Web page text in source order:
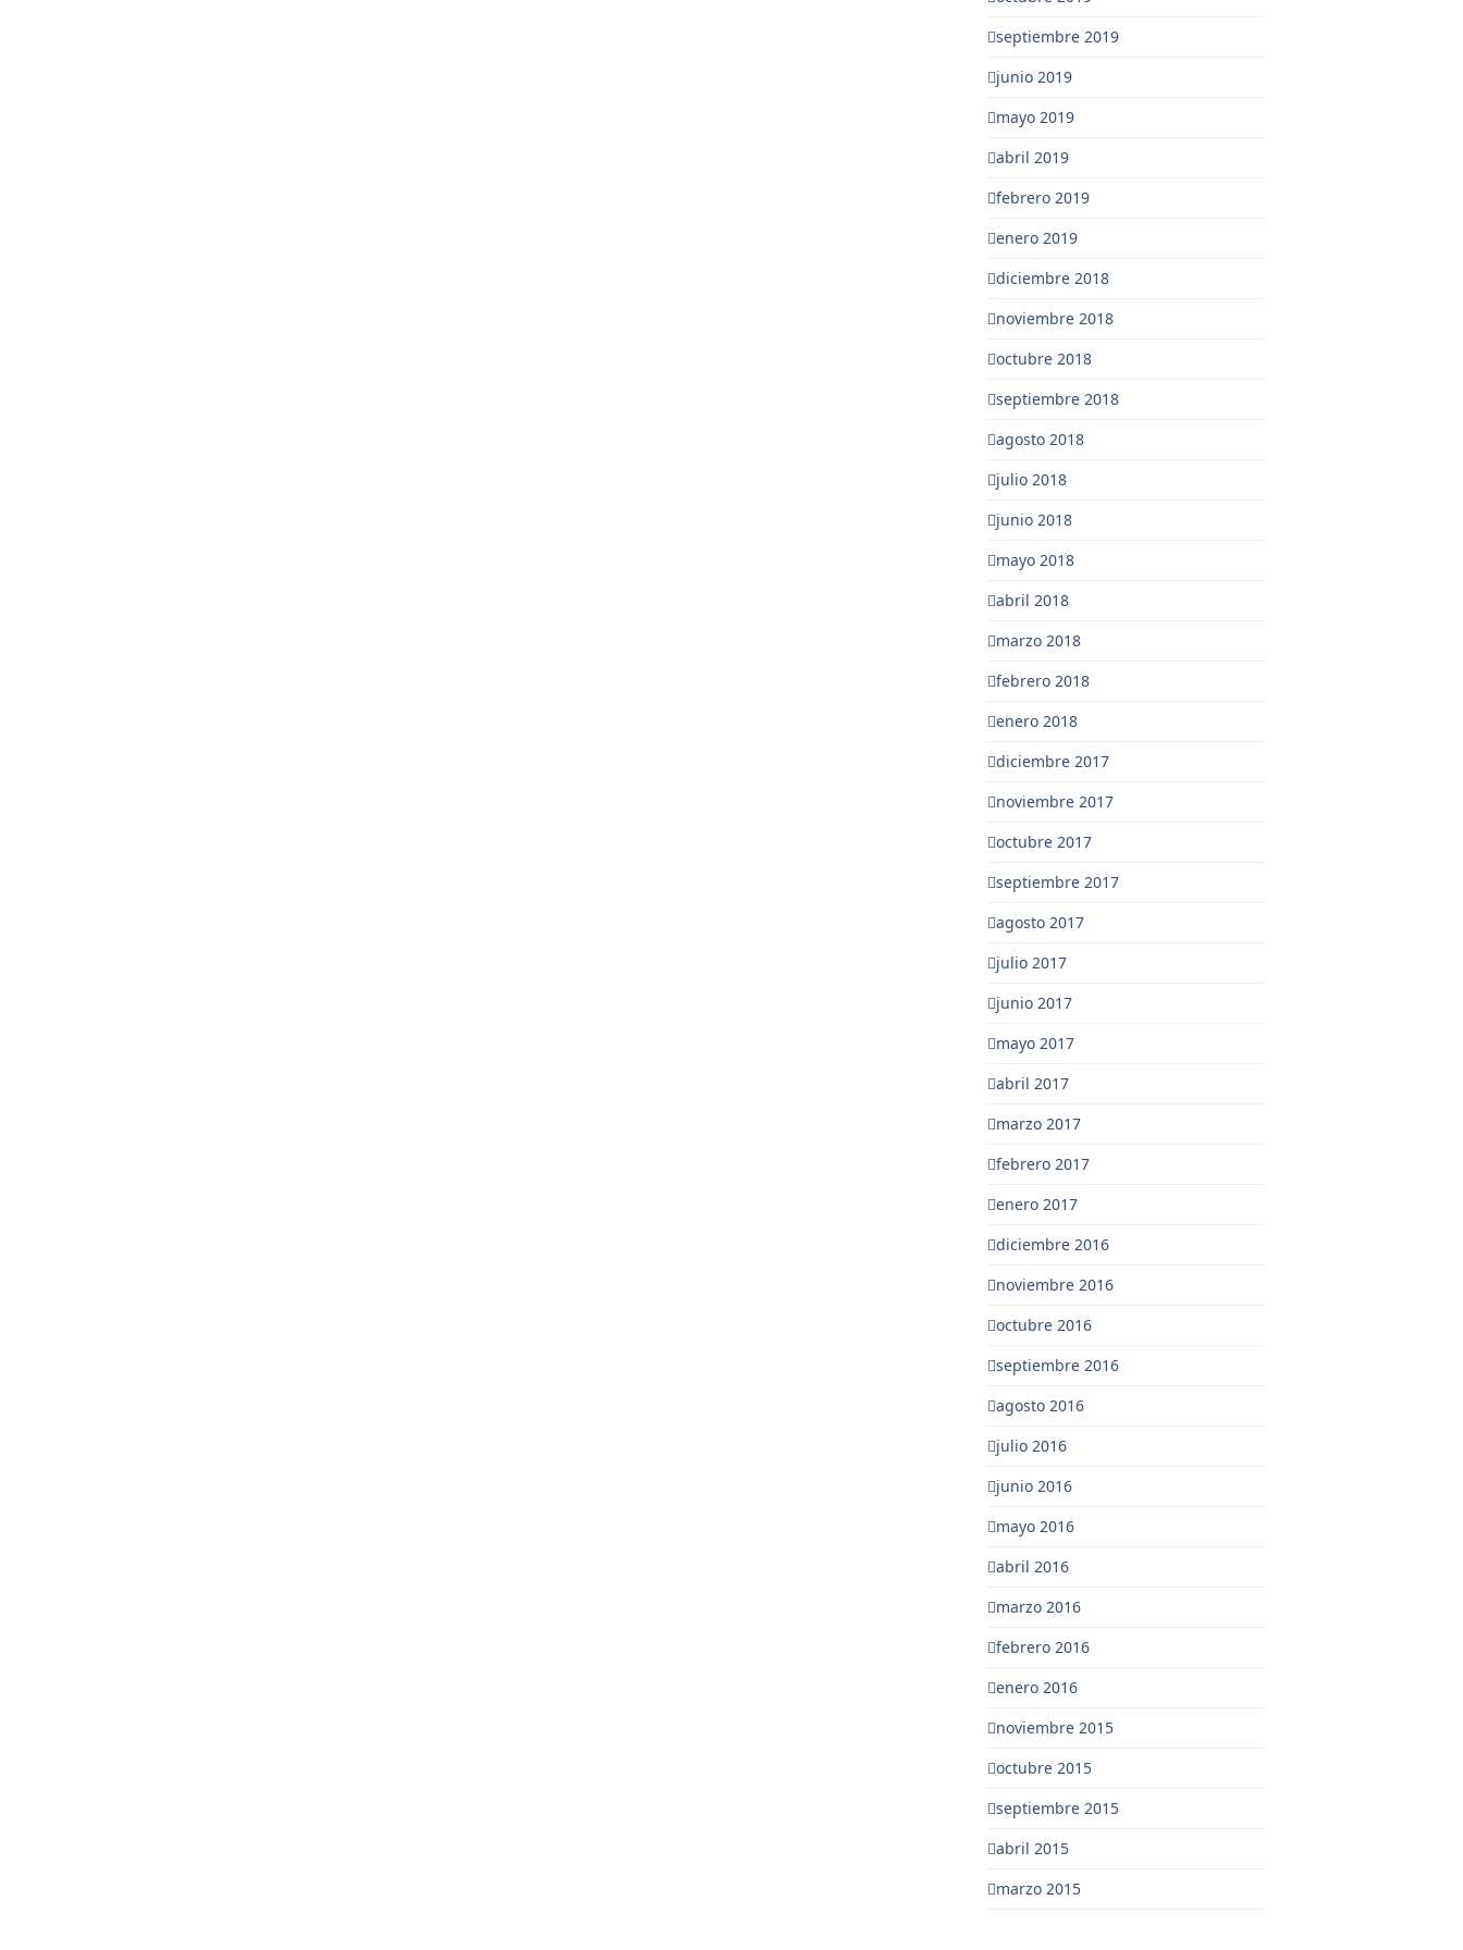
septiembre 2019
junio 2019
mayo 2019
abril 2019
febrero 2019
enero 2019
diciembre 2018
noviembre 2018
octubre 2018
septiembre 2018
agosto 2018
julio 2018
junio 2018
mayo 2018
abril 2018
marzo 2018
febrero 2018
enero 2018
diciembre 2017
noviembre 2017
octubre 2017
septiembre 2017
agosto 2017
julio 2017
junio 2017
mayo 2017
abril 2017
marzo 2017
febrero 2017
enero 2017
diciembre 2016
noviembre 2016
octubre 2016
septiembre 2016
agosto 2016
julio 2016
junio 2016
mayo 2016
abril 2016
marzo 2016
febrero 2016
enero 2016
noviembre 2015
octubre 2015
septiembre 2015
abril 2015
marzo 2015